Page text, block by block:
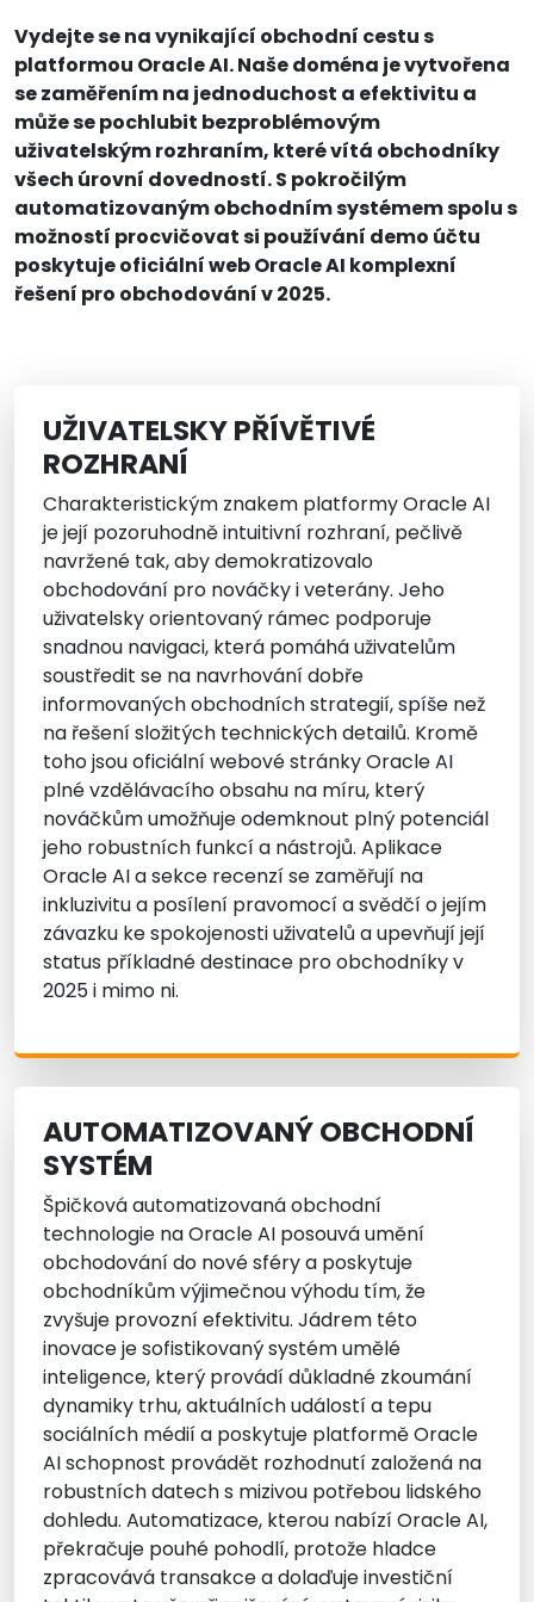
Vydejte se na vynikající obchodní cestu s
platformou Oracle AI. Naše doména je vytvořena
se zaměřením na jednoduchost a efektivitu a
může se pochlubit bezproblémovým
uživatelským rozhraním, které vítá obchodníky
všech úrovní dovedností. S pokročilým
automatizovaným obchodním systémem spolu s
možností procvičovat si používání demo účtu
poskytuje oficiální web Oracle AI komplexní
řešení pro obchodování v 2025.
UŽIVATELSKY PŘÍVĚTIVÉ
ROZHRANÍ
Charakteristickým znakem platformy Oracle AI
je její pozoruhodně intuitivní rozhraní, pečlivě
navržené tak, aby demokratizovalo
obchodování pro nováčky i veterány. Jeho
uživatelsky orientovaný rámec podporuje
snadnou navigaci, která pomáhá uživatelům
soustředit se na navrhování dobře
informovaných obchodních strategií, spíše než
na řešení složitých technických detailů. Kromě
toho jsou oficiální webové stránky Oracle AI
plné vzdělávacího obsahu na míru, který
nováčkům umožňuje odemknout plný potenciál
jeho robustních funkcí a nástrojů. Aplikace
Oracle AI a sekce recenzí se zaměřují na
inkluzivitu a posílení pravomocí a svědčí o jejím
závazku ke spokojenosti uživatelů a upevňují její
status příkladné destinace pro obchodníky v
2025 i mimo ni.
AUTOMATIZOVANÝ OBCHODNÍ
SYSTÉM
Špičková automatizovaná obchodní
technologie na Oracle AI posouvá umění
obchodování do nové sféry a poskytuje
obchodníkům výjimečnou výhodu tím, že
zvyšuje provozní efektivitu. Jádrem této
inovace je sofistikovaný systém umělé
inteligence, který provádí důkladné zkoumání
dynamiky trhu, aktuálních událostí a tepu
sociálních médií a poskytuje platformě Oracle
AI schopnost provádět rozhodnutí založená na
robustních datech s mizivou potřebou lidského
dohledu. Automatizace, kterou nabízí Oracle AI,
překračuje pouhé pohodlí, protože hladce
zpracovává transakce a dolaďuje investiční